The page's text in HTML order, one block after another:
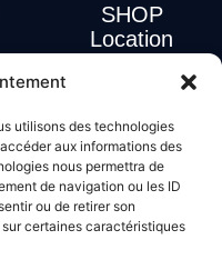
utilisons des technologies
aux informations des
nous permettra de
de navigation ou les ID
ou de retirer son
certaines caractéristiques
SHOP
Location